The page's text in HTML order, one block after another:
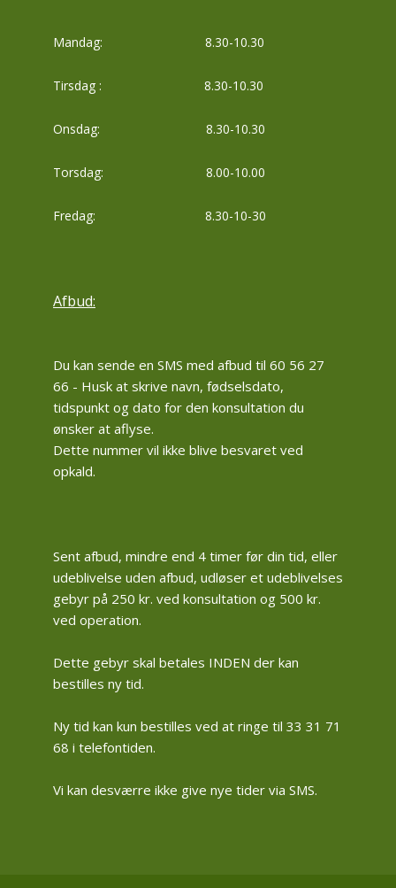
Mandag: 8.30-10.30
Tirsdag : 8.30-10.30
Onsdag: 8.30-10.30
Torsdag: 8.00-10.00
Fredag: 8.30-10-30
Afbud:
Du kan sende en SMS med afbud til 60 56 27
66 - Husk at skrive navn, fødselsdato,
tidspunkt og dato for den konsultation du
ønsker at aflyse.
Dette nummer vil ikke blive besvaret ved
opkald.
Sent afbud, mindre end 4 timer før din tid, eller
udeblivelse uden afbud, udløser et udeblivelses
gebyr på 250 kr. ved konsultation og 500 kr.
ved operation.
Dette gebyr skal betales INDEN der kan
bestilles ny tid.
Ny tid kan kun bestilles ved at ringe til 33 31 71
68 i telefontiden.
Vi kan desværre ikke give nye tider via SMS.